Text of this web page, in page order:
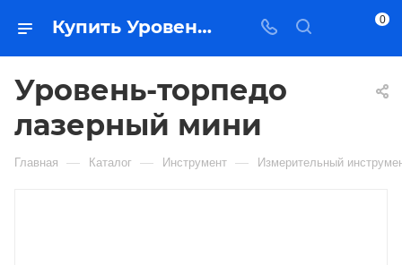
Купить Уровень-торпедо лазерный мини в Якутске — цена, характеристики, подбор | Востоктехторг 0
Уровень-торпедо
лазерный мини
Главная — Каталог — Инструмент — Измерительный